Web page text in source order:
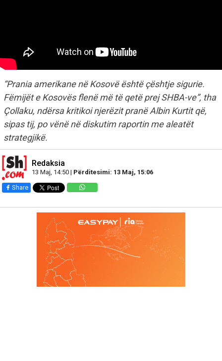
“Prania amerikane në Kosovë është çështje sigurie.
Fëmijët e Kosovës flenë më të qetë prej SHBA-ve”, tha
Çollaku, ndërsa kritikoi njerëzit pranë Albin Kurtit që,
sipas tij, po vënë në diskutim raportin me aleatët
strategjikë.
Redaksia
13 Maj, 14:50 | Përditesimi: 13 Maj, 15:06
Share